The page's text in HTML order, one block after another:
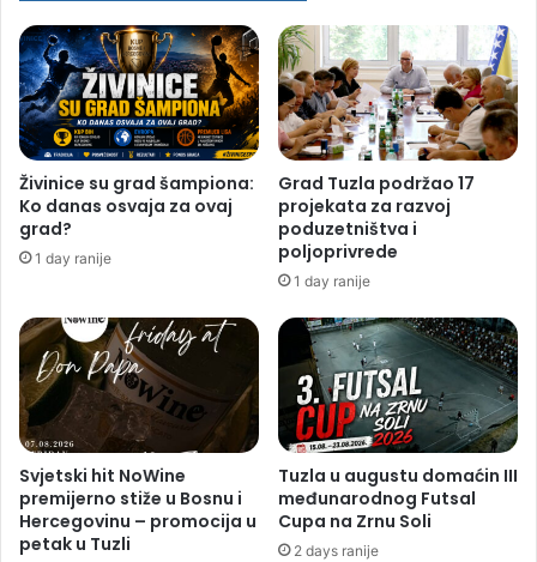
Živinice su grad šampiona:
Ko danas osvaja za ovaj
grad?
1 day ranije
Grad Tuzla podržao 17
projekata za razvoj
poduzetništva i
poljoprivrede
1 day ranije
Svjetski hit NoWine
premijerno stiže u Bosnu i
Hercegovinu – promocija u
petak u Tuzli
Tuzla u augustu domaćin III
međunarodnog Futsal
Cupa na Zrnu Soli
2 days ranije